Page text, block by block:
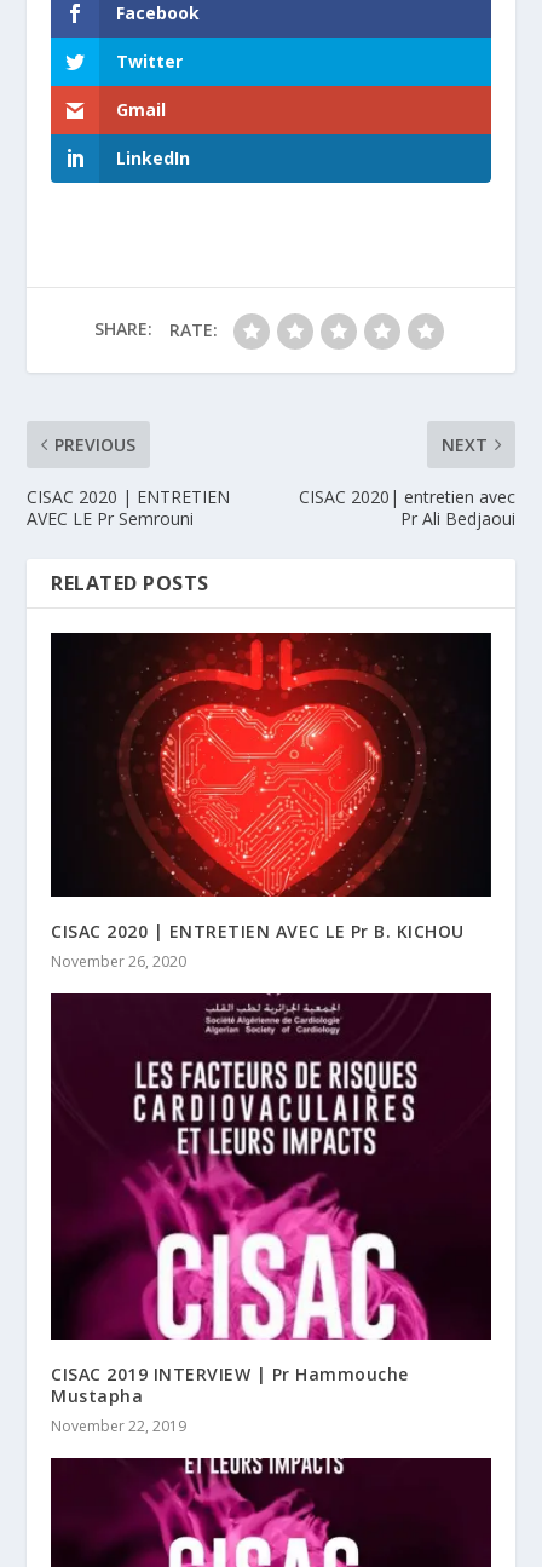
Facebook
Twitter
Gmail
LinkedIn
SHARE: RATE:
PREVIOUS
CISAC 2020 | ENTRETIEN
AVEC LE Pr Semrouni
NEXT
CISAC 2020| entretien avec
Pr Ali Bedjaoui
RELATED POSTS
CISAC 2020 | ENTRETIEN AVEC LE Pr B. KICHOU
November 26, 2020
CISAC 2019 INTERVIEW | Pr Hammouche
Mustapha
November 22, 2019